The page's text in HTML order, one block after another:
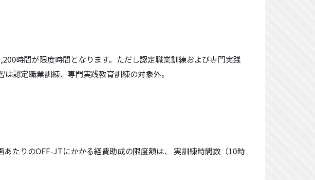
時間が限度時間となります。ただし認定職業訓練および専門実践
認定職業訓練、専門実践教育訓練の対象外。
たりのOFF-JTにかかる経費助成の限度額は、 実訓練時間数（10時